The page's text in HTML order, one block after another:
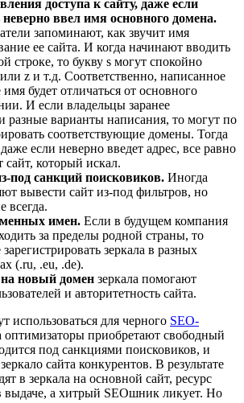
доступа к сайту, даже если
неверно ввел имя основного домена.
запоминают, как звучит имя
ее сайта. И когда начинают вводить
строке, то букву s могут спокойно
z и т.д. Соответственно, написанное
будет отличаться от основного
И если владельцы заранее
разные варианты написания, то могут по
соответствующие домены. Тогда
если неверно введет адрес, все равно
сайт, который искал.
под санкций поисковиков. Иногда
вывести сайт из-под фильтров, но
всегда.
имен. Если в будущем компания
за пределы родной страны, то
зеркала в разных
(.ru, .eu, .de).
на новый домен зеркала помогают
и авторитетность сайта.
использоваться для черного SEO-
оптимизаторы приобретают свободный
под санкциями поисковиков, и
сайта конкурентов. В результате
в зеркала на основной сайт, ресурс
выдаче, а хитрый SEOшник ликует. Но